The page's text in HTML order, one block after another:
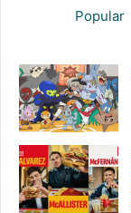
Popular